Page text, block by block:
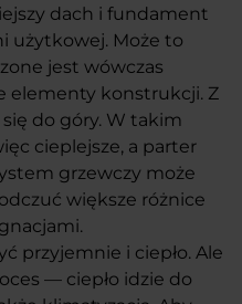
dach i fundament
użytkowej. Może to
jest wówczas
elementy konstrukcji. Z
do góry. W takim
cieplejsze, a parter
grzewczy może
większe różnice
przyjemnie i ciepło. Ale
— ciepło idzie do